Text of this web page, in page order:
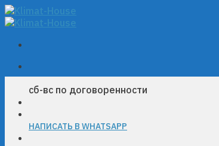
Skip
to
сб-вс по договоренности
НАПИСАТЬ В WHATSAPP